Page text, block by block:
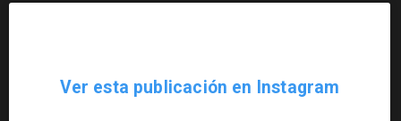
Ver esta publicación en Instagram